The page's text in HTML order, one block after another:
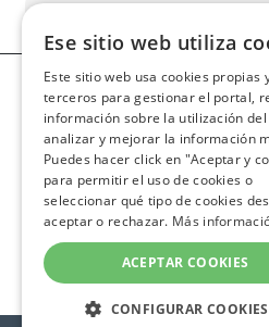
Ese sitio web utiliza
Este sitio web usa cookies propias
terceros para gestionar el portal,
información sobre la utilización
analizar y mejorar la información
Puedes hacer click en "Aceptar y
para permitir el uso de cookies o
seleccionar qué tipo de cookies
aceptar o rechazar. Más
ACEPTAR COOKIES
CONFIGURAR COOKIES